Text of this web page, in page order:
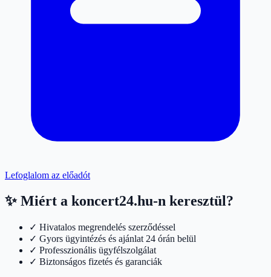
Lefoglalom az előadót
✨ Miért a koncert24.hu-n keresztül?
✓ Hivatalos megrendelés szerződéssel
✓ Gyors ügyintézés és ajánlat 24 órán belül
✓ Professzionális ügyfélszolgálat
✓ Biztonságos fizetés és garanciák